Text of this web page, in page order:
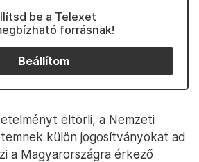
be a Telexet
forrásnak!
Beállítom
eltörli, a Nemzeti
külön jogosítványokat ad
a Magyarországra érkező